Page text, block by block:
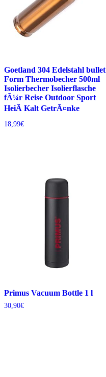
Goetland 304 Edelstahl bullet
Form Thermobecher 500ml
Isolierbecher Isolierflasche
fÃ¼r Reise Outdoor Sport
HeiÃ Kalt GetrÃ¤nke
18,99€
Primus Vacuum Bottle 1 l
30,90€